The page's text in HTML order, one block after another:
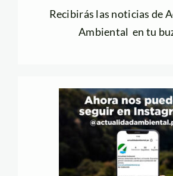
Recibirás las noticias de
Ambiental en tu